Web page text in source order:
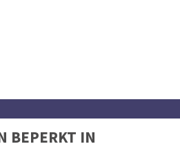
BEPERKT IN